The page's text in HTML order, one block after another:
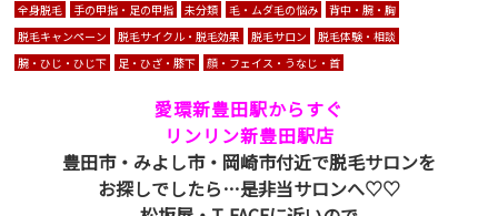
全身脱毛
手の甲指・足の甲指 未分類 毛・ムダ毛の悩み
背中・腕・胸
脱毛キャンペーン
脱毛サイクル・脱毛効果 脱毛サロン
脱毛体験・相談
腕・ひじ・ひじ下
足・ひざ・膝下 顔・フェイス・うなじ・首
愛環新豊田駅からすぐ
リンリン新豊田駅店
豊田市・みよし市・岡崎市付近で脱毛サロンを
お探しでしたら…是非当サロンへ♡♡